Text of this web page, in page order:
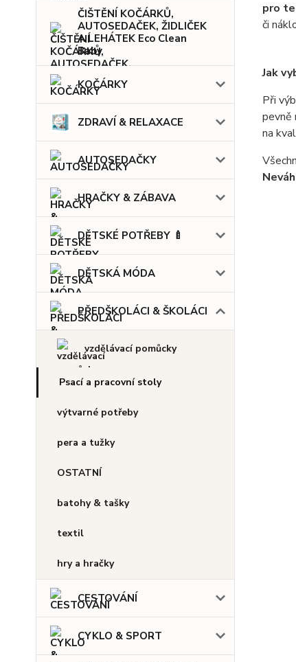
ČIŠTĚNÍ KOČÁRKŮ,
AUTOSEDAČEK, ŽIDLIČEK
A LEHÁTEK Eco Clean
Baby
KOČÁRKY
ZDRAVÍ & RELAXACE
AUTOSEDAČKY
HRAČKY & ZÁBAVA
DĚTSKÉ POTŘEBY 🍼
DĚTSKÁ MÓDA
PŘEDŠKOLÁCI & ŠKOLÁCI
vzdělávací pomůcky
Psací a pracovní stoly
výtvarné potřeby
pera a tužky
OSTATNÍ
batohy & tašky
textil
hry a hračky
CESTOVÁNÍ
CYKLO & SPORT
pro
či
Jak
Při
pevně
na